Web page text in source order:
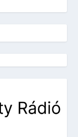
Vörösmarty Rádió